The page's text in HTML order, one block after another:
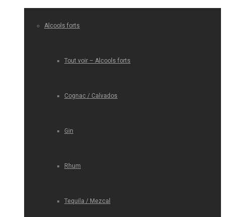
Alcools forts
Tout voir – Alcools forts
Cognac / Calvados
Gin
Rhum
Tequila / Mezcal